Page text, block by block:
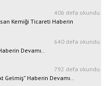
406 defa okundu.
Kemiği Ticareti Haberin
640 defa okundu.
Devamı..
792 defa okundu.
Gelmiş” Haberin Devamı..